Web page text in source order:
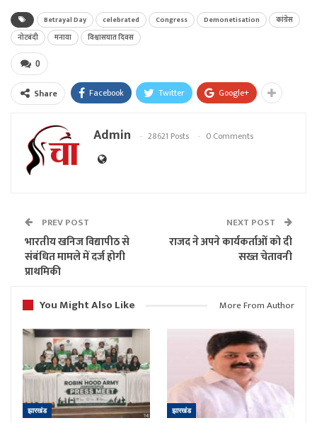
Betrayal Day celebrated Congress Demonetisation
कांग्रेस
नोटबंदी
मनाया विश्वासघात दिवस
0
Share Facebook Twitter Google+
Admin 28621 Posts 0 Comments
PREV POST
भारतीय खनिज विद्यापीठ से
संबंधित मामले में दर्ज होगी
प्राथमिकी
NEXT POST
राजद ने अपने कार्यकर्ताओं को दी
सख्त चेतावनी
You Might Also Like More From Author
झारखंड झारखंड